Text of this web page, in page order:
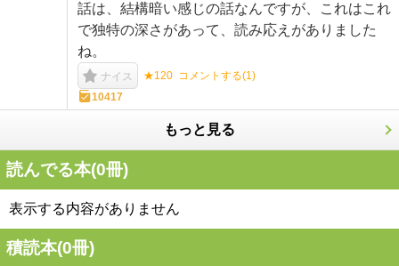
話は、結構暗い感じの話なんですが、これはこれ
で独特の深さがあって、読み応えがありました
ね。
ナイス ★120 コメントする(1)
10417
もっと見る
読んでる本(0冊)
表示する内容がありません
積読本(0冊)